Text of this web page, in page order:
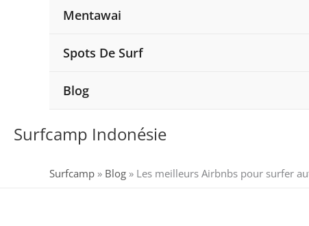
Mentawai
Spots De Surf
Blog
Surfcamp Indonésie
Surfcamp » Blog » Les meilleurs Airbnbs pour surfer